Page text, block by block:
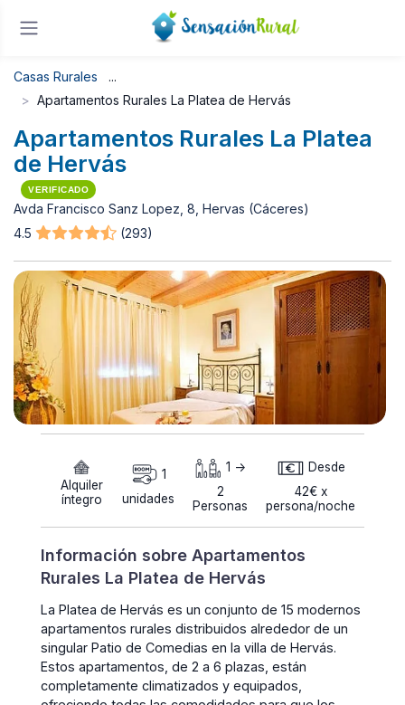
Casas Rurales
Apartamentos Rurales La Platea de Hervás
Apartamentos Rurales La Platea
de Hervás
VERIFICADO
Avda Francisco Sanz Lopez, 8, Hervas (Cáceres)
4.5
(293)
Alquiler
íntegro
1
unidades
1 ->
2
Personas
Desde
42€ x
persona/noche
Información sobre Apartamentos
Rurales La Platea de Hervás
La Platea de Hervás es un conjunto de 15 modernos
apartamentos rurales distribuidos alrededor de un
singular Patio de Comedias en la villa de Hervás.
Estos apartamentos, de 2 a 6 plazas, están
completamente climatizados y equipados,